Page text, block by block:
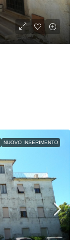
NUOVO INSERIMENTO